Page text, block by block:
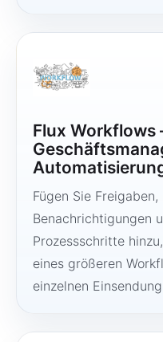
Flux Workflows
Fügen Sie
Benachrichtigungen
Prozessschritte
eines größeren
einzelnen